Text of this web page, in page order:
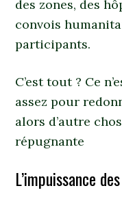
des zones, des
convois
participants.
C’est tout ? Ce
assez pour
alors d’autre
répugnante
L’impuissance